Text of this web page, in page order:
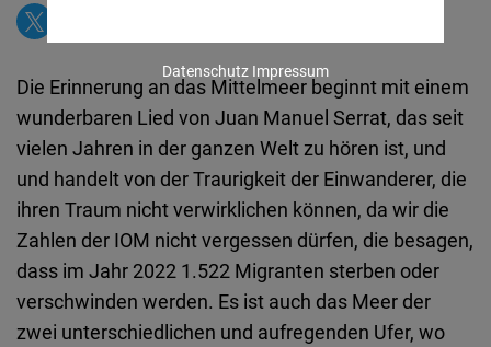
Die Erinnerung an das Mittelmeer beginnt mit einem
wunderbaren Lied von Juan Manuel Serrat, das seit
vielen Jahren in der ganzen Welt zu hören ist, und
und handelt von der Traurigkeit der Einwanderer, die
ihren Traum nicht verwirklichen können, da wir die
Zahlen der IOM nicht vergessen dürfen, die besagen,
dass im Jahr 2022 1.522 Migranten sterben oder
verschwinden werden. Es ist auch das Meer der
zwei unterschiedlichen und aufregenden Ufer, wo
Google
Maps
Embed
Cloudinary
Flickr
Embed
Datenschutz Impressum